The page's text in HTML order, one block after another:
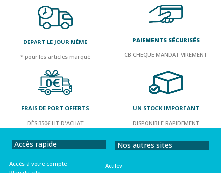
DEPART LE JOUR MÊME
* pour les articles marqué
PAIEMENTS SÉCURISÉS
CB CHEQUE MANDAT VIREMENT
FRAIS DE PORT OFFERTS
DÈS 350€ HT D'ACHAT
UN STOCK IMPORTANT
DISPONIBLE RAPIDEMENT
Accès rapide
Accès à votre compte
Nos autres sites
Actilev